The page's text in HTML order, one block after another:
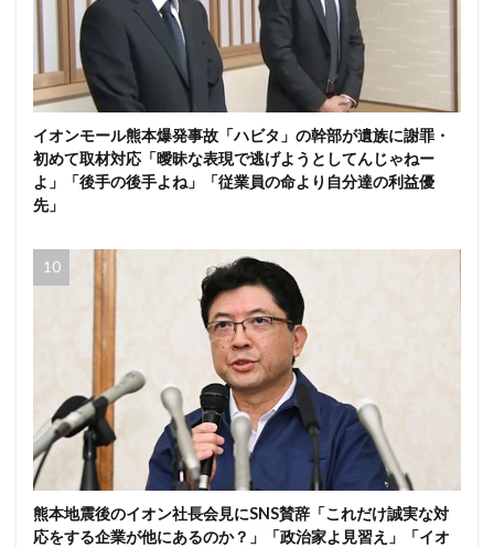
イオンモール熊本爆発事故「ハビタ」の幹部が遺族に謝罪・
初めて取材対応「曖昧な表現で逃げようとしてんじゃねー
よ」「後手の後手よね」「従業員の命より自分達の利益優
先」
熊本地震後のイオン社長会見にSNS賛辞「これだけ誠実な対
応をする企業が他にあるのか？」「政治家よ見習え」「イオ